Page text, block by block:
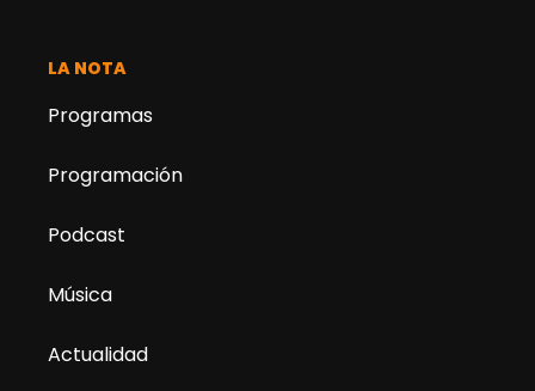
LA NOTA
Programas
Programación
Podcast
Música
Actualidad